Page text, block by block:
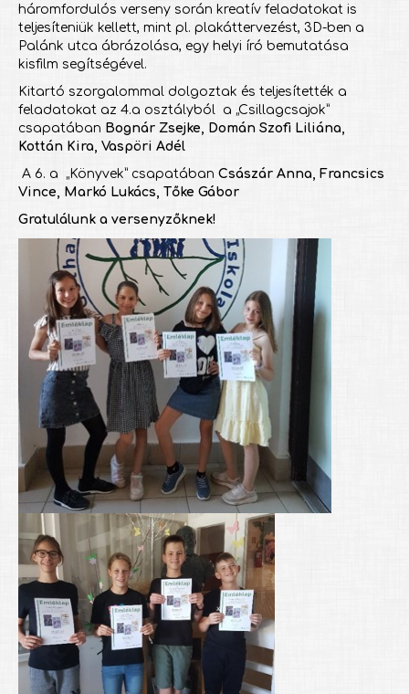
háromfordulós verseny során kreatív feladatokat is
teljesíteniük kellett, mint pl. plakáttervezést, 3D-ben a
Palánk utca ábrázolása, egy helyi író bemutatása
kisfilm segítségével.
Kitartó szorgalommal dolgoztak és teljesítették a
feladatokat az 4.a osztályból a „Csillagcsajok”
csapatában Bognár Zsejke, Domán Szofi Liliána,
Kottán Kira, Vaspöri Adél
A 6. a „Könyvek” csapatában Császár Anna, Francsics
Vince, Markó Lukács, Tőke Gábor
Gratulálunk a versenyzőknek!